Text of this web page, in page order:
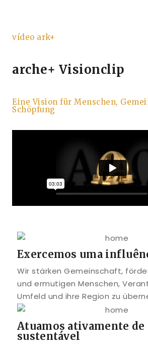
vídeo ark+
arche+ Visionclip
Eine Vision für Menschen,
Schöpfung
Exercemos uma
Wir stärken Gemeinschaft,
und ermutigen Menschen,
Umfeld und ihre Region zu
Atuamos ativamente
sustentável